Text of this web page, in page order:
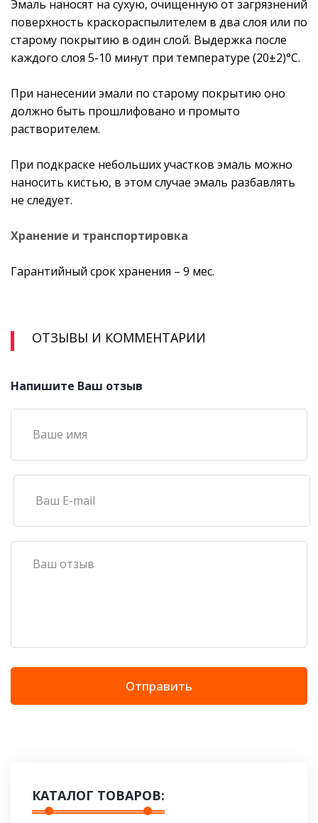
Эмаль наносят на сухую, очищенную от загрязнений
поверхность краскораспылителем в два слоя или по
старому покрытию в один слой. Выдержка после
каждого слоя 5-10 минут при температуре (20±2)°С.
При нанесении эмали по старому покрытию оно
должно быть прошлифовано и промыто
растворителем.
При подкраске небольших участков эмаль можно
наносить кистью, в этом случае эмаль разбавлять
не следует.
Хранение и транспортировка
Гарантийный срок хранения – 9 мес.
ОТЗЫВЫ И КОММЕНТАРИИ
Напишите Ваш отзыв
Отправить
КАТАЛОГ ТОВАРОВ: